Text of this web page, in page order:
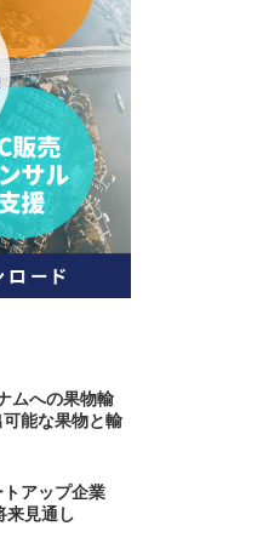
一般概況
ベトナムでの生活
化・社会
治
ムへの果物輸
能な果物と輸
アップ企業
来見通し